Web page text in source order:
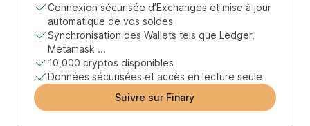
Connexion sécurisée d’Exchanges et mise à jour
automatique de vos soldes
Synchronisation des Wallets tels que Ledger,
Metamask ...
10,000 cryptos disponibles
Données sécurisées et accès en lecture seule
Suivre sur Finary